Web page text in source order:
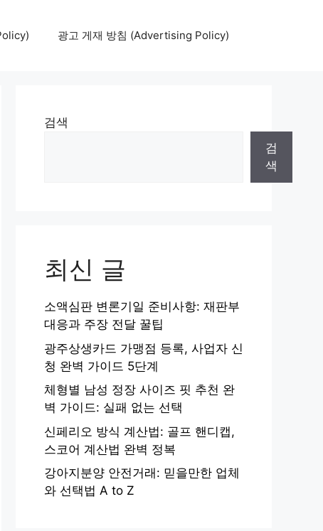
광고 게재 방침 (Advertising Policy)
검색
검
색
최신 글
소액심판 변론기일 준비사항: 재판부
대응과 주장 전달 꿀팁
광주상생카드 가맹점 등록, 사업자 신
청 완벽 가이드 5단계
체형별 남성 정장 사이즈 핏 추천 완
벽 가이드: 실패 없는 선택
신페리오 방식 계산법: 골프 핸디캡,
스코어 계산법 완벽 정복
강아지분양 안전거래: 믿을만한 업체
와 선택법 A to Z